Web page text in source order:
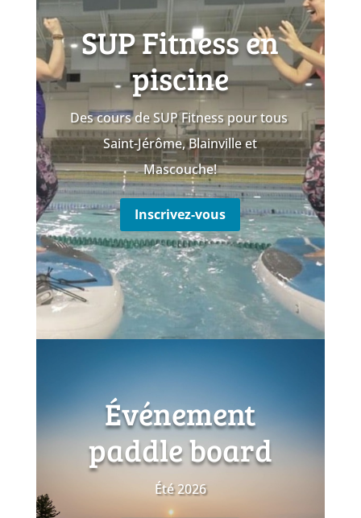
SUP Fitness en
piscine
Des cours de SUP Fitness pour tous
Saint-Jérôme, Blainville et
Mascouche!
Inscrivez-vous
Événement
paddle board
Été 2026